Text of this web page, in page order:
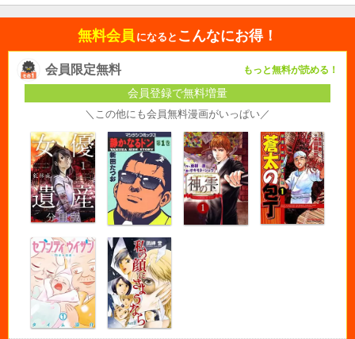
無料会員 になると こんなにお得！
会員限定無料 もっと無料が読める！
会員登録で無料増量
＼この他にも会員無料漫画がいっぱい／